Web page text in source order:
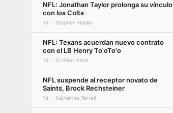
NFL: Jonathan Taylor prolonga su vínculo
con los Colts
1d Stephen Holder
NFL: Texans acuerdan nuevo contrato
con el LB Henry To'oTo'o
1d DJ Bien-Aime
NFL suspende al receptor novato de
Saints, Brock Rechsteiner
1d Katherine Terrell